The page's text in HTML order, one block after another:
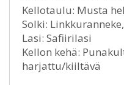
Kellotaulu: Musta
Solki:
Lasi: Safiirilasi
Kellon kehä:
harjattu/kiiltävä